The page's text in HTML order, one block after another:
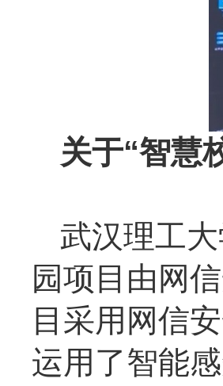
关于“智慧
武汉理工
园项目由网
目采用网信
运用了智能